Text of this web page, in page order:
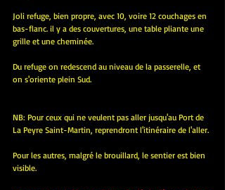
Joli refuge, bien propre, avec 10, voire 12 couchages en
bas-flanc. il y a des couvertures, une table pliante une
grille et une cheminée.
Du refuge on redescend au niveau de la passerelle, et
on s'oriente plein Sud.
NB: Pour ceux qui ne veulent pas aller jusqu'au Port de
La Peyre Saint-Martin, reprendront l'itinéraire de l'aller.
Pour les autres, malgré le brouillard, le sentier est bien
visible.